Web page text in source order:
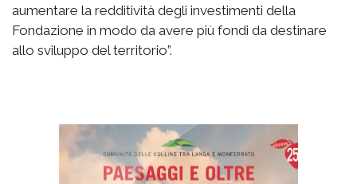
aumentare la redditività degli investimenti della
Fondazione in modo da avere più fondi da destinare
allo sviluppo del territorio”.